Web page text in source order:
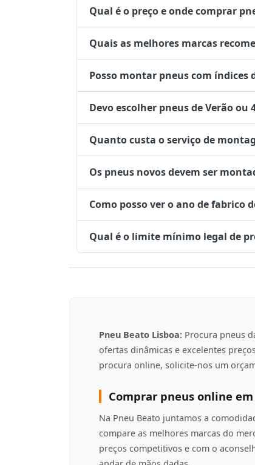
Qual é o preço e onde comprar
Quais as melhores marcas
Posso montar pneus com índices
Devo escolher pneus de Verão ou
Quanto custa o serviço de
Os pneus novos devem ser
Como posso ver o ano de fabrico
Qual é o limite mínimo legal de
Pneu Beato Lisboa: Procura pneus
ofertas dinâmicas e excelentes
procura online, solicite-nos um
Comprar pneus online
Na Pneu Beato juntamos a
compare as melhores marcas do
preços competitivos e com o